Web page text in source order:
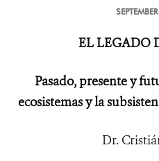
EL LEGADO
Pasado, presente y
ecosistemas y la
Dr.